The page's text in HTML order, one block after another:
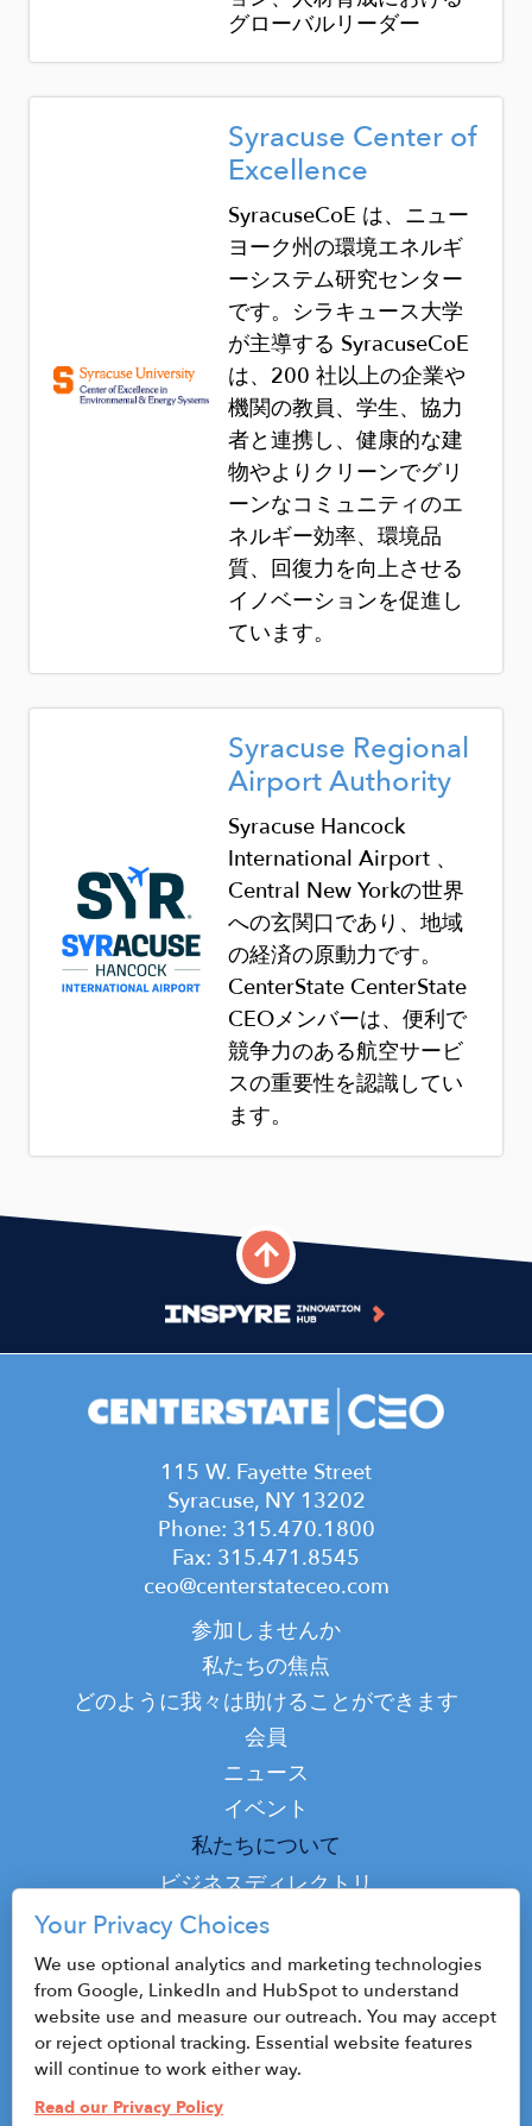
グローバルリーダー
Image
Syracuse Center of
Excellence
SyracuseCoE は、ニュー
ヨーク州の環境エネルギ
ーシステム研究センター
です。シラキュース大学
が主導する SyracuseCoE
は、200 社以上の企業や
機関の教員、学生、協力
者と連携し、健康的な建
物やよりクリーンでグリ
ーンなコミュニティのエ
ネルギー効率、環境品
質、回復力を向上させる
イノベーションを促進し
ています。
Image
Syracuse Regional
Airport Authority
Syracuse Hancock
International Airport 、
Central New Yorkの世界
への玄関口であり、地域
の経済の原動力です。
CenterState CenterState
CEOメンバーは、便利で
競争力のある航空サービ
スの重要性を認識してい
ます。
115 W. Fayette Street
Syracuse, NY 13202
Phone: 315.470.1800
Fax: 315.471.8545
ceo@centerstateceo.com
navigation
参加しませんか
私たちの焦点
どのように我々は助けることができます
会員
ニュース
イベント
Top
私たちについて
ビジネスディレクトリ
ポッドキャスト
接触
© 2026 CenterState CEO
サイトマップ
Your Privacy Choices
We use optional analytics and marketing technologies
from Google, LinkedIn and HubSpot to understand
website use and measure our outreach. You may accept
or reject optional tracking. Essential website features
will continue to work either way.
Read our Privacy Policy